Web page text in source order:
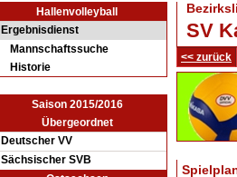
Hallenvolleyball
Ergebnisdienst
Mannschaftssuche
Historie
Saison 2015/2016
Übergeordnet
Deutscher VV
Sächsischer SVB
SV
<< zurück